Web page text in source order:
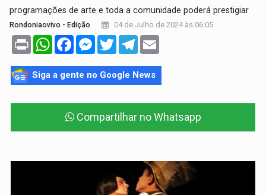
programações de arte e toda a comunidade poderá prestigiar
Rondoniaovivo - Edição 04 de Julho de 2024 às 06:05
Print WhatsAppFacebookMessenger
TwitterTelegram
Siga a gente no Google News
Compartilhar no Whatsapp